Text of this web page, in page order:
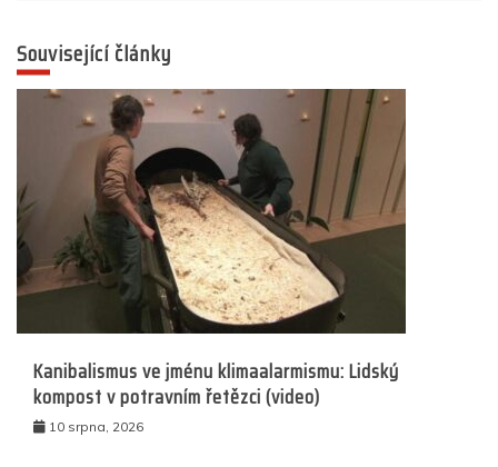
Související články
Kanibalismus ve jménu klimaalarmismu: Lidský
kompost v potravním řetězci (video)
10 srpna, 2026